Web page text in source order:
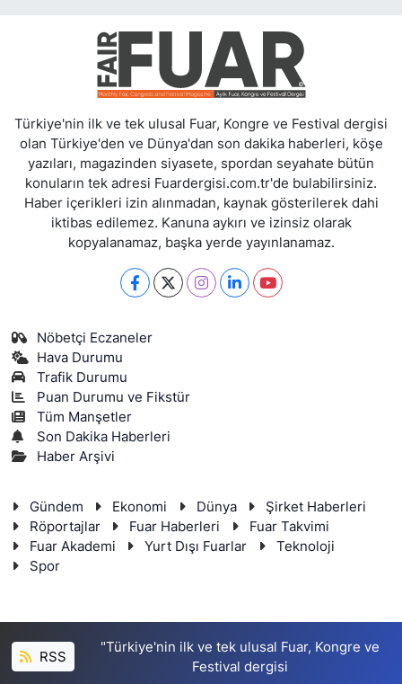
Türkiye'nin ilk ve tek ulusal Fuar, Kongre ve Festival dergisi
olan Türkiye'den ve Dünya'dan son dakika haberleri, köşe
yazıları, magazinden siyasete, spordan seyahate bütün
konuların tek adresi Fuardergisi.com.tr'de bulabilirsiniz.
Haber içerikleri izin alınmadan, kaynak gösterilerek dahi
iktibas edilemez. Kanuna aykırı ve izinsiz olarak
kopyalanamaz, başka yerde yayınlanamaz.
Nöbetçi Eczaneler
Hava Durumu
Trafik Durumu
Puan Durumu ve Fikstür
Tüm Manşetler
Son Dakika Haberleri
Haber Arşivi
Gündem Ekonomi Dünya
Şirket Haberleri
Röportajlar
Fuar Haberleri
Fuar Takvimi
Fuar Akademi
Yurt Dışı Fuarlar
Teknoloji
Spor
RSS
"Türkiye'nin ilk ve tek ulusal Fuar, Kongre ve
Festival dergisi